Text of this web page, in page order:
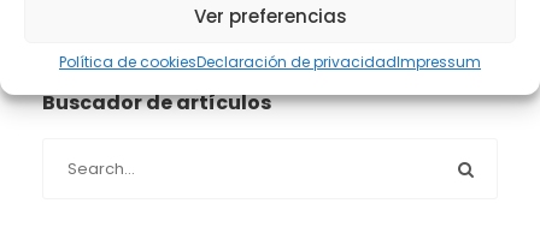
Ver preferencias
Política de cookiesDeclaración de privacidadImpressum
Buscador de artículos